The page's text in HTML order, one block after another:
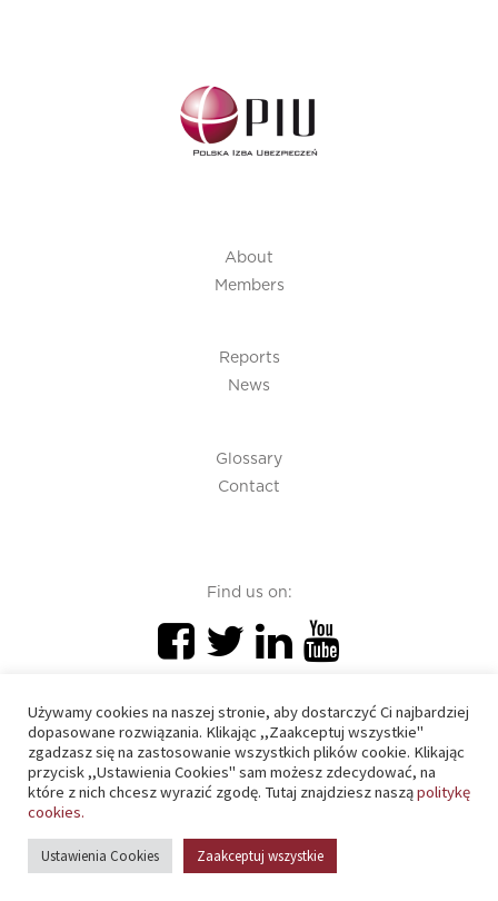
About
Members
Reports
News
Glossary
Contact
Find us on:
PIU 2020 © All right reserved
Używamy cookies na naszej stronie, aby dostarczyć Ci najbardziej
dopasowane rozwiązania. Klikając ,,Zaakceptuj wszystkie"
zgadzasz się na zastosowanie wszystkich plików cookie. Klikając
przycisk ,,Ustawienia Cookies" sam możesz zdecydować, na
które z nich chcesz wyrazić zgodę. Tutaj znajdziesz nasząpolitykę
cookies.
Ustawienia Cookies Zaakceptuj wszystkie